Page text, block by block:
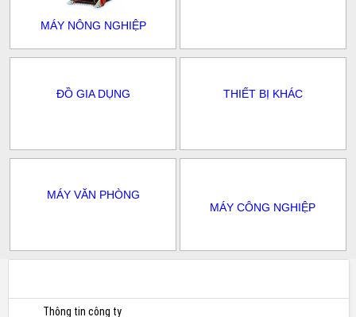
MÁY NÔNG NGHIỆP
ĐỒ GIA DỤNG THIẾT BỊ KHÁC
MÁY VĂN PHÒNG
MÁY CÔNG NGHIỆP
Thông tin công ty